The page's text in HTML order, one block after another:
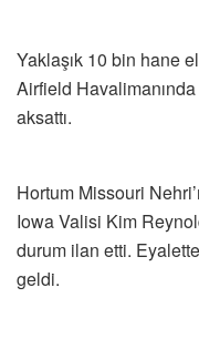
Yaklaşık 10 bin hane
Airfield
aksattı.
Hortum Missouri
Iowa Valisi Kim
durum ilan etti.
geldi.